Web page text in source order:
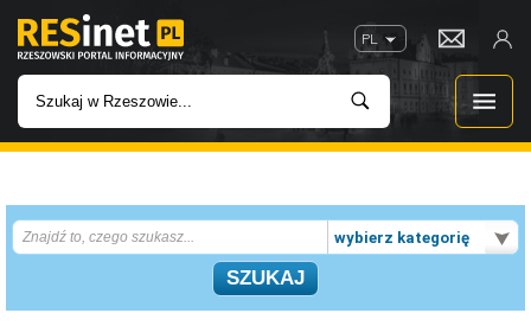
PL
INWESTYCJE
IMPREZY
wybierz kategorię